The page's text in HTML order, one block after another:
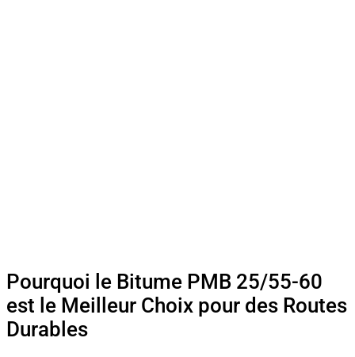
Pourquoi le Bitume PMB 25/55-60
est le Meilleur Choix pour des Routes
Durables